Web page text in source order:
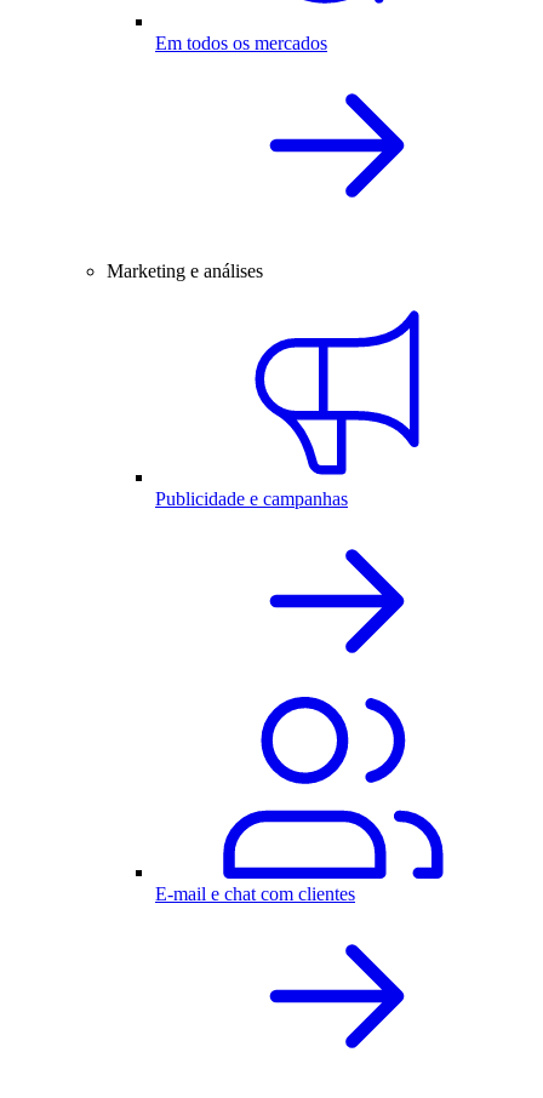
Em todos os mercados
Marketing e análises
Publicidade e campanhas
E-mail e chat com clientes